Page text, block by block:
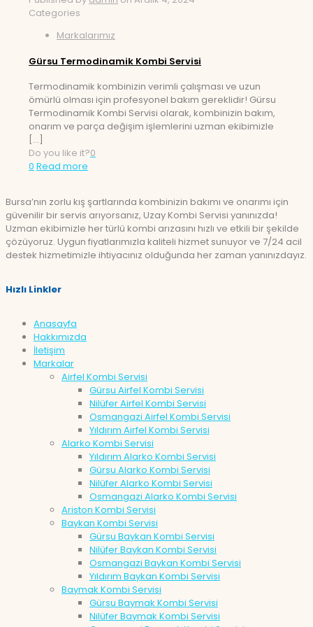
Categories
Markalarımız
Gürsu Termodinamik Kombi Servisi
Termodinamik kombinizin verimli çalışması ve uzun
ömürlü olması için profesyonel bakım gereklidir! Gürsu
Termodinamik Kombi Servisi olarak, kombinizin bakım,
onarım ve parça değişim işlemlerini uzman ekibimizle
[…]
Do you like it?0
0 Read more
Bursa’nın zorlu kış şartlarında kombinizin bakımı ve onarımı için
güvenilir bir servis arıyorsanız, Uzay Kombi Servisi yanınızda!
Uzman ekibimizle her türlü kombi arızasını hızlı ve etkili bir şekilde
çözüyoruz. Uygun fiyatlarımızla kaliteli hizmet sunuyor ve 7/24 acil
destek hizmetimizle ihtiyacınız olduğunda her zaman yanınızdayız.
Hızlı Linkler
Anasayfa
Hakkımızda
İletişim
Markalar
Airfel Kombi Servisi
Gürsu Airfel Kombi Servisi
Nilüfer Airfel Kombi Servisi
Osmangazi Airfel Kombi Servisi
Yıldırım Airfel Kombi Servisi
Alarko Kombi Servisi
Yıldırım Alarko Kombi Servisi
Gürsu Alarko Kombi Servisi
Nilüfer Alarko Kombi Servisi
Osmangazi Alarko Kombi Servisi
Ariston Kombi Servisi
Baykan Kombi Servisi
Gürsu Baykan Kombi Servisi
Nilüfer Baykan Kombi Servisi
Osmangazi Baykan Kombi Servisi
Yıldırım Baykan Kombi Servisi
Baymak Kombi Servisi
Gürsu Baymak Kombi Servisi
Nilüfer Baymak Kombi Servisi